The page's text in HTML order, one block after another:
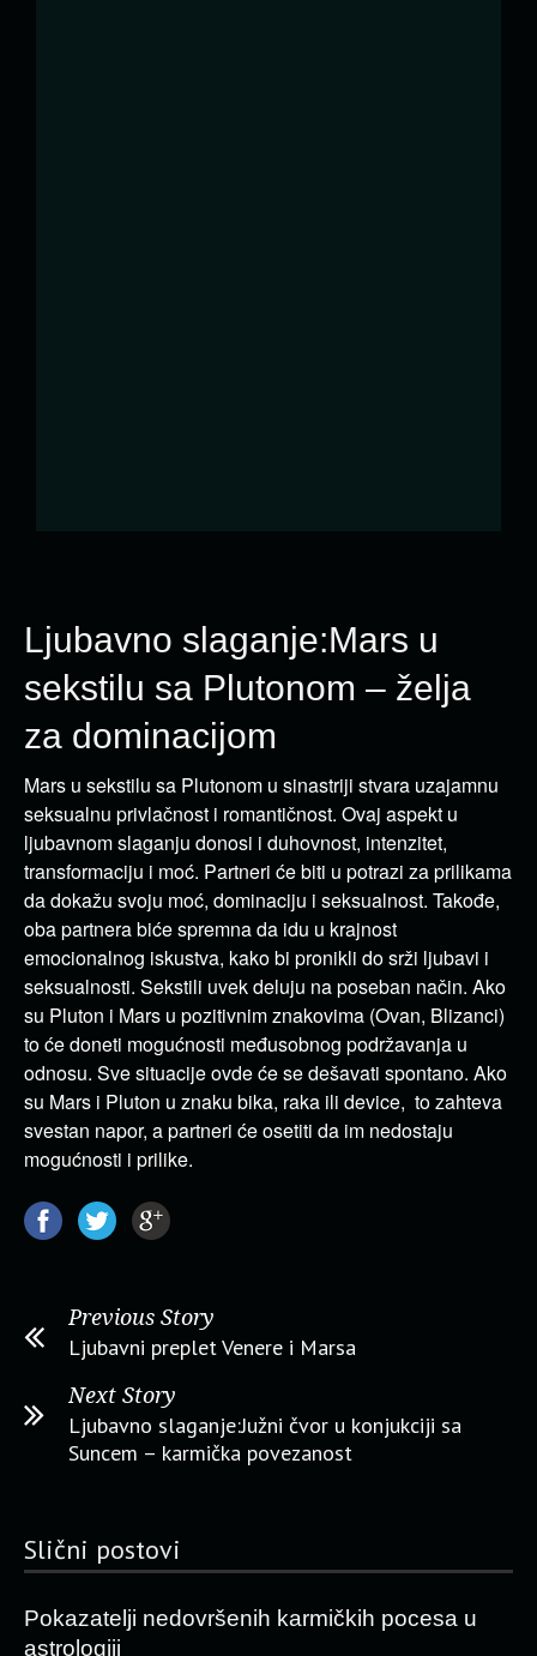
Ljubavno slaganje:Mars u
sekstilu sa Plutonom – želja
za dominacijom
Mars u sekstilu sa Plutonom u sinastriji stvara uzajamnu
seksualnu privlačnost i romantičnost. Ovaj aspekt u
ljubavnom slaganju donosi i duhovnost, intenzitet,
transformaciju i moć. Partneri će biti u potrazi za prilikama
da dokažu svoju moć, dominaciju i seksualnost. Takođe,
oba partnera biće spremna da idu u krajnost
emocionalnog iskustva, kako bi pronikli do srži ljubavi i
seksualnosti. Sekstili uvek deluju na poseban način. Ako
su Pluton i Mars u pozitivnim znakovima (Ovan, Blizanci)
to će doneti mogućnosti međusobnog podržavanja u
odnosu. Sve situacije ovde će se dešavati spontano. Ako
su Mars i Pluton u znaku bika, raka ili device, to zahteva
svestan napor, a partneri će osetiti da im nedostaju
mogućnosti i prilike.
Previous Story
Ljubavni preplet Venere i Marsa
Next Story
Ljubavno slaganje:Južni čvor u konjukciji sa
Suncem – karmička povezanost
Slični postovi
Pokazatelji nedovršenih karmičkih pocesa u
astrologiji